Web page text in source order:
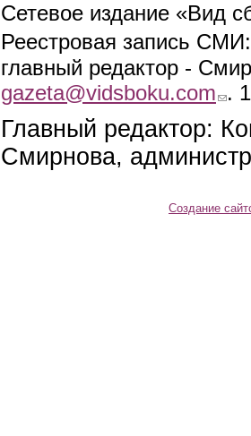
Сетевое издание «Вид
Реестровая запись
главный редактор -
gazeta@vidsboku.com (link
.
Главный редактор:
Смирнова,
Создание